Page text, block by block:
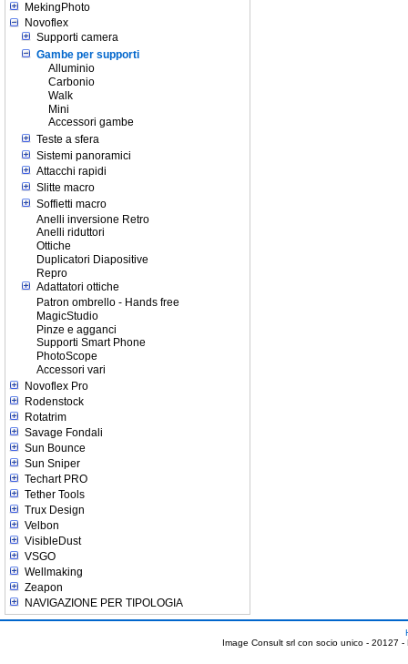
MekingPhoto
Novoflex
Supporti camera
Gambe per supporti
Alluminio
Carbonio
Walk
Mini
Accessori gambe
Teste a sfera
Sistemi panoramici
Attacchi rapidi
Slitte macro
Soffietti macro
Anelli inversione Retro
Anelli riduttori
Ottiche
Duplicatori Diapositive
Repro
Adattatori ottiche
Patron ombrello - Hands free
MagicStudio
Pinze e agganci
Supporti Smart Phone
PhotoScope
Accessori vari
Novoflex Pro
Rodenstock
Rotatrim
Savage Fondali
Sun Bounce
Sun Sniper
Techart PRO
Tether Tools
Trux Design
Velbon
VisibleDust
VSGO
Wellmaking
Zeapon
NAVIGAZIONE PER TIPOLOGIA
Image Consult srl con socio unico - 20127